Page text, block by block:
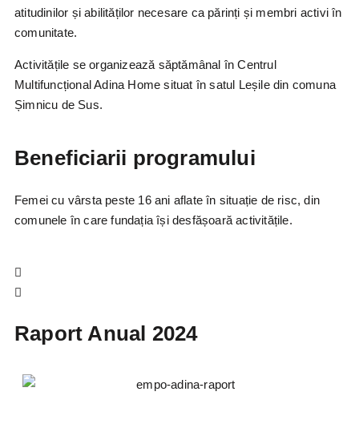
atitudinilor și abilităților necesare ca părinți și membri activi în
comunitate.
Activitățile se organizează săptămânal în Centrul
Multifuncțional Adina Home situat în satul Leșile din comuna
Șimnicu de Sus.
Beneficiarii programului
Femei cu vârsta peste 16 ani aflate în situație de risc, din
comunele în care fundația își desfășoară activitățile.
Raport Anual 2024